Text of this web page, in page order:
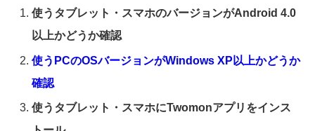
使うタブレット・スマホのバージョンがAndroid 4.0
以上かどうか確認
使うPCのOSバージョンがWindows XP以上かどうか
確認
使うタブレット・スマホにTwomonアプリをインス